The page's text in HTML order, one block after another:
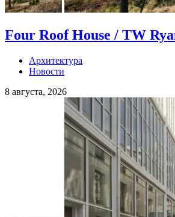
Four Roof House / TW
Архитектура
Новости
8 августа, 2026